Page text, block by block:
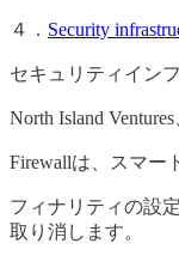
４． Security
セキュリティイン
North Island
Firewallは、スマー
フィナリティの設
取り消します。